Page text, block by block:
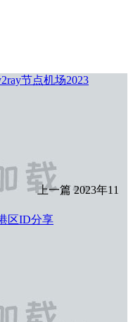
节点机场2023
上一篇 2023年11
区ID分享